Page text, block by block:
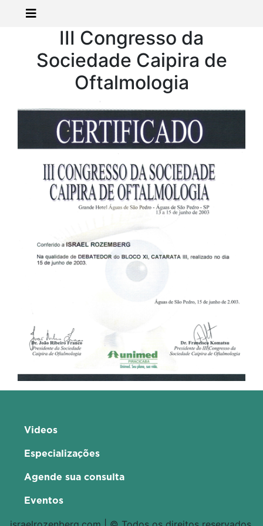
III Congresso da
Sociedade Caipira de
Oftalmologia
Videos
Especializações
Agende sua consulta
Eventos